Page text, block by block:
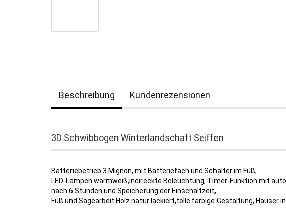
Beschreibung Kundenrezensionen
3D Schwibbogen Winterlandschaft Seiffen
Batteriebetrieb 3 Mignon, mit Batteriefach und Schalter im Fuß,
LED-Lampen warmweiß,indireckte Beleuchtung, Timer-Funktion mit
nach 6 Stunden und Speicherung der Einschaltzeit,
Fuß und Sägearbeit Holz natur lackiert,tolle farbige Gestaltung, Häuser